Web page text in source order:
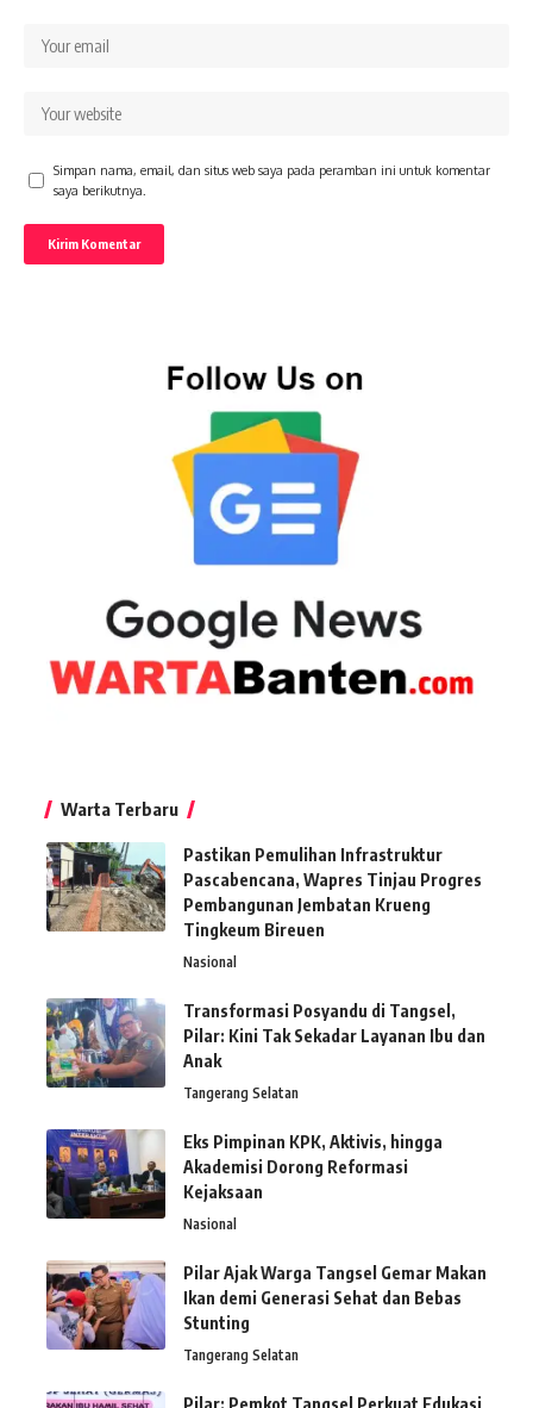
Simpan nama, email, dan situs web saya pada peramban ini untuk komentar
saya berikutnya.
Warta Terbaru
Pastikan Pemulihan Infrastruktur
Pascabencana, Wapres Tinjau Progres
Pembangunan Jembatan Krueng
Tingkeum Bireuen
Nasional
Transformasi Posyandu di Tangsel,
Pilar: Kini Tak Sekadar Layanan Ibu dan
Anak
Tangerang Selatan
Eks Pimpinan KPK, Aktivis, hingga
Akademisi Dorong Reformasi
Kejaksaan
Nasional
Pilar Ajak Warga Tangsel Gemar Makan
Ikan demi Generasi Sehat dan Bebas
Stunting
Tangerang Selatan
Pilar: Pemkot Tangsel Perkuat Edukasi